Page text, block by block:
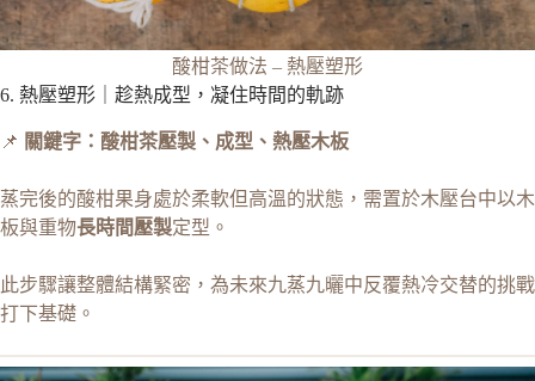
酸柑茶做法 – 熱壓塑形
6. 熱壓塑形｜趁熱成型，凝住時間的軌跡
📌 關鍵字：酸柑茶壓製、成型、熱壓木板
蒸完後的酸柑果身處於柔軟但高溫的狀態，需置於木壓台中以木
板與重物長時間壓製定型。
此步驟讓整體結構緊密，為未來九蒸九曬中反覆熱冷交替的挑戰
打下基礎。